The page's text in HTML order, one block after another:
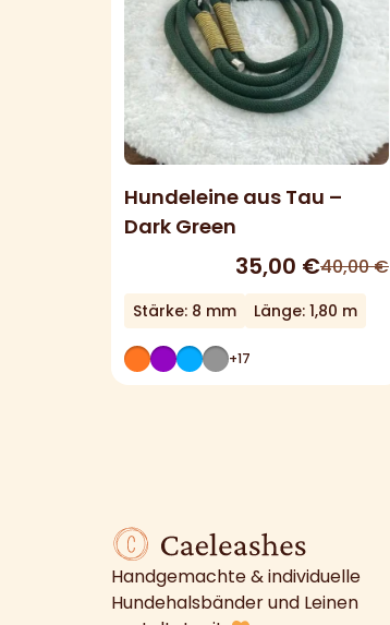
Hundeleine aus Tau –
Dark Green
40,00€
35,00 €
Stärke: 8 mm Länge: 1,80 m
+17
Handgemachte & individuelle
Hundehalsbänder und Leinen